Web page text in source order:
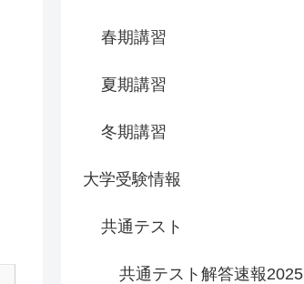
春期講習
夏期講習
冬期講習
大学受験情報
共通テスト
共通テスト解答速報2025